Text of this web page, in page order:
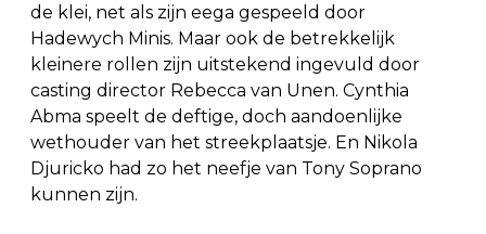
de klei, net als zijn eega gespeeld door
Hadewych Minis. Maar ook de betrekkelijk
kleinere rollen zijn uitstekend ingevuld door
casting director Rebecca van Unen. Cynthia
Abma speelt de deftige, doch aandoenlijke
wethouder van het streekplaatsje. En Nikola
Djuricko had zo het neefje van Tony Soprano
kunnen zijn.